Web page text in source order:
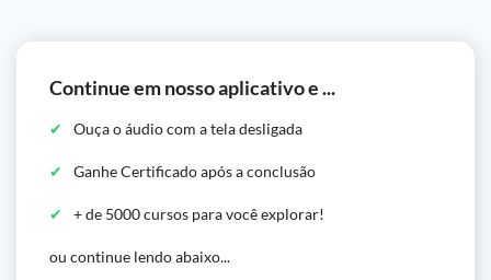
Continue em nosso aplicativo e ...
Ouça o áudio com a tela desligada
Ganhe Certificado após a conclusão
+ de 5000 cursos para você explorar!
ou continue lendo abaixo...